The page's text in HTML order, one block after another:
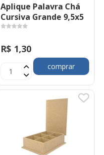
Aplique Palavra Chá
Cursiva Grande 9,5x5
R$ 1,30
comprar